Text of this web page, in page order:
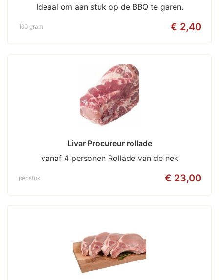
Ideaal om aan stuk op de BBQ te garen.
€ 2,40
100 gram
Livar Procureur rollade
vanaf 4 personen Rollade van de nek
€ 23,00
per stuk